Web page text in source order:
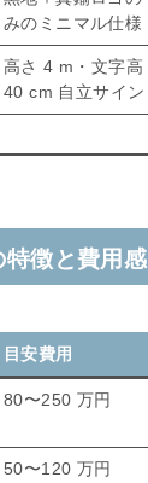
みのミニマル仕様
高さ 4 m・文字高
40 cm 自立サイン
徴と費用感
目安費用
80〜250 万円
50〜120 万円